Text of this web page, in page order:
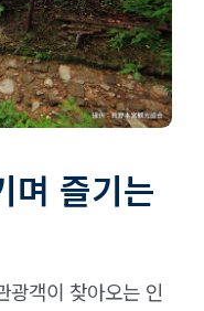
며 즐기는
광객이 찾아오는 인